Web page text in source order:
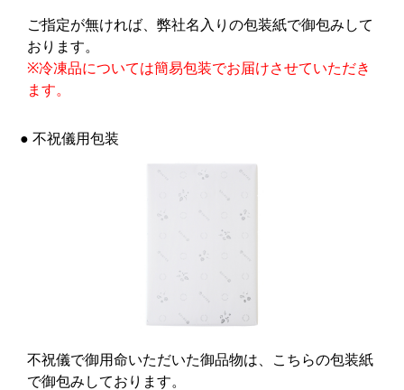
ご指定が無ければ、弊社名入りの包装紙で御包みして
おります。
※冷凍品については簡易包装でお届けさせていただき
ます。
● 不祝儀用包装
不祝儀で御用命いただいた御品物は、こちらの包装紙
で御包みしております。